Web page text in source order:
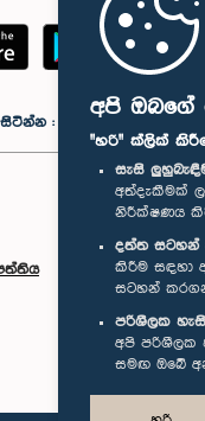
අපි
"හරි" ක්ලික්
සැසි ලුහුබැඳීම
අත්දැකීමක්
නිරීක්ෂණය
දත්ත සටහන්
කිරීම සඳහා
සටහන්
පරිශීලක
අපි පරිශීලක
සමඟ ඔබේ
සිටින්න :